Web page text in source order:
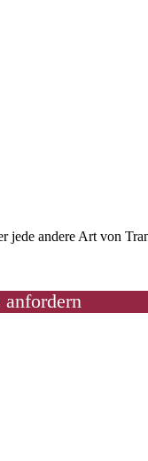
andere Art von